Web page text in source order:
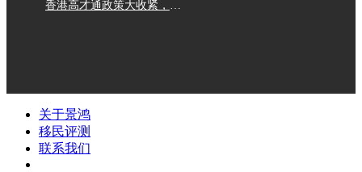
关于景鸿
移民评测
联系我们